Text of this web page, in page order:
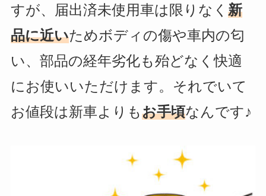
すが、届出済未使用車は限りなく 新
品に近いためボディの傷や車内の匂
い、部品の経年劣化も殆どなく快適
にお使いいただけます。それでいて
お値段は新車よりもお手頃なんです♪